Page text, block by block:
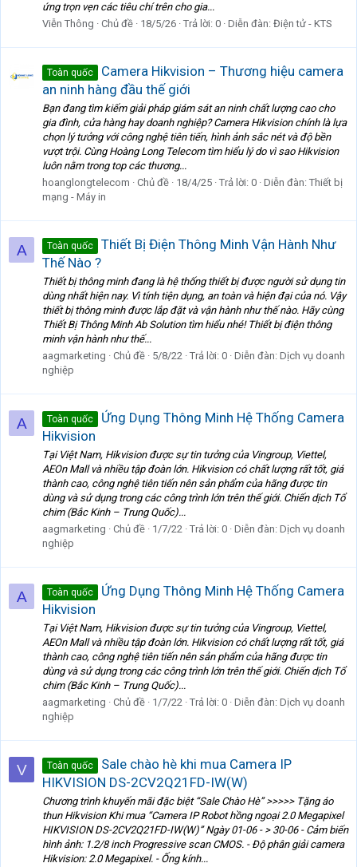
ứng trọn vẹn các tiêu chí trên cho gia...
Viễn Thông
Chủ đề 18/5/26 Trả lời: 0 Diễn đàn: Điện tử - KTS
Toàn quốc
Camera Hikvision – Thương hiệu camera
an ninh hàng đầu thế giới
Bạn đang tìm kiếm giải pháp giám sát an ninh chất lượng cao cho
gia đình, cửa hàng hay doanh nghiệp? Camera Hikvision chính là lựa
chọn lý tưởng với công nghệ tiên tiến, hình ảnh sắc nét và độ bền
vượt trội. Cùng Hoàng Long Telecom tìm hiểu lý do vì sao Hikvision
luôn nằm trong top các thương...
hoanglongtelecom
Chủ đề 18/4/25 Trả lời: 0 Diễn đàn: Thiết bị
mạng - Máy in
A Toàn quốc
Thiết Bị Điện Thông Minh Vận Hành Như
Thế Nào ?
Thiết bị thông minh đang là hệ thống thiết bị được người sử dụng tin
dùng nhất hiện nay. Vì tính tiện dụng, an toàn và hiện đại của nó. Vậy
thiết bị thông minh được lắp đặt và vận hành như thế nào. Hãy cùng
Thiết Bị Thông Minh Ab Solution tìm hiểu nhé! Thiết bị điện thông
minh vận hành như thế...
aagmarketing
Chủ đề 5/8/22 Trả lời: 0 Diễn đàn: Dịch vụ doanh
nghiệp
A Toàn quốc
Ứng Dụng Thông Minh Hệ Thống Camera
Hikvision
Tại Việt Nam, Hikvision được sự tin tưởng của Vingroup, Viettel,
AEOn Mall và nhiều tập đoàn lớn. Hikvision có chất lượng rất tốt, giá
thành cao, công nghệ tiên tiến nên sản phẩm của hãng được tin
dùng và sử dụng trong các công trình lớn trên thế giới. Chiến dịch Tổ
chim (Bắc Kinh – Trung Quốc)...
aagmarketing
Chủ đề 1/7/22 Trả lời: 0 Diễn đàn: Dịch vụ doanh
nghiệp
A Toàn quốc
Ứng Dụng Thông Minh Hệ Thống Camera
Hikvision
Tại Việt Nam, Hikvision được sự tin tưởng của Vingroup, Viettel,
AEOn Mall và nhiều tập đoàn lớn. Hikvision có chất lượng rất tốt, giá
thành cao, công nghệ tiên tiến nên sản phẩm của hãng được tin
dùng và sử dụng trong các công trình lớn trên thế giới. Chiến dịch Tổ
chim (Bắc Kinh – Trung Quốc)...
aagmarketing
Chủ đề 1/7/22 Trả lời: 0 Diễn đàn: Dịch vụ doanh
nghiệp
V Toàn quốc
Sale chào hè khi mua Camera IP
HIKVISION DS-2CV2Q21FD-IW(W)
Chương trình khuyến mãi đặc biệt “Sale Chào Hè” >>>>> Tặng áo
thun Hikvision Khi mua “Camera IP Robot hồng ngoại 2.0 Megapixel
HIKVISION DS-2CV2Q21FD-IW(W)” Ngày 01-06 - > 30-06 - Cảm biến
hình ảnh: 1.2/8 inch Progressive scan CMOS. - Độ phân giải camera
Hikvision: 2.0 Megapixel. - Ống kính...